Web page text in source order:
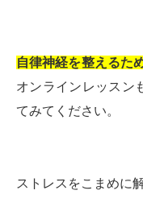
自律神経を整えるた
オンラインレッスン
てみてください。
ストレスをこまめに